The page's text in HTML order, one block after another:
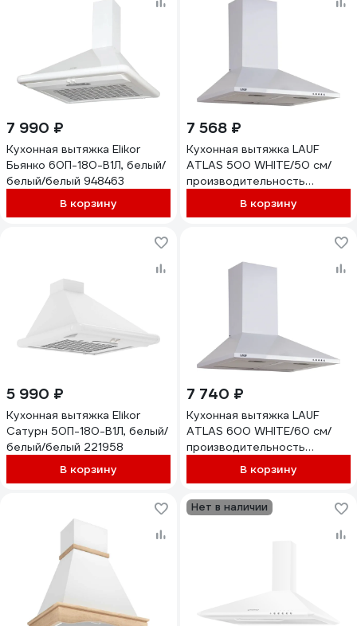
7 990 ₽
Кухонная вытяжка Elikor
Бьянко 60П-180-В1Л, белый/
белый/белый 948463
В корзину
7 568 ₽
Кухонная вытяжка LAUF
ATLAS 500 WHITE/50 см/
производительность
800м3/ч, низкий уровень
В корзину
5 990 ₽
Кухонная вытяжка Elikor
Сатурн 50П-180-В1Л, белый/
белый/белый 221958
В корзину
7 740 ₽
Кухонная вытяжка LAUF
ATLAS 600 WHITE/60 см/
производительность
800м3/ч, низкий уровень
В корзину
Нет в наличии